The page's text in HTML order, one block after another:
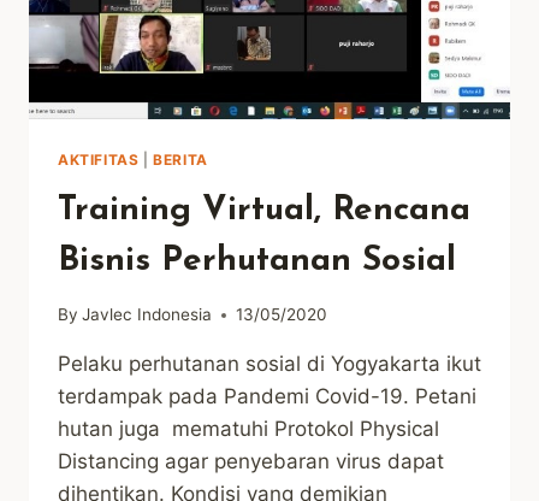
AKTIFITAS |BERITA
Training Virtual, Rencana
Bisnis Perhutanan Sosial
By Javlec Indonesia 13/05/2020
Pelaku perhutanan sosial di Yogyakarta ikut
terdampak pada Pandemi Covid-19. Petani
hutan juga mematuhi Protokol Physical
Distancing agar penyebaran virus dapat
dihentikan. Kondisi yang demikian